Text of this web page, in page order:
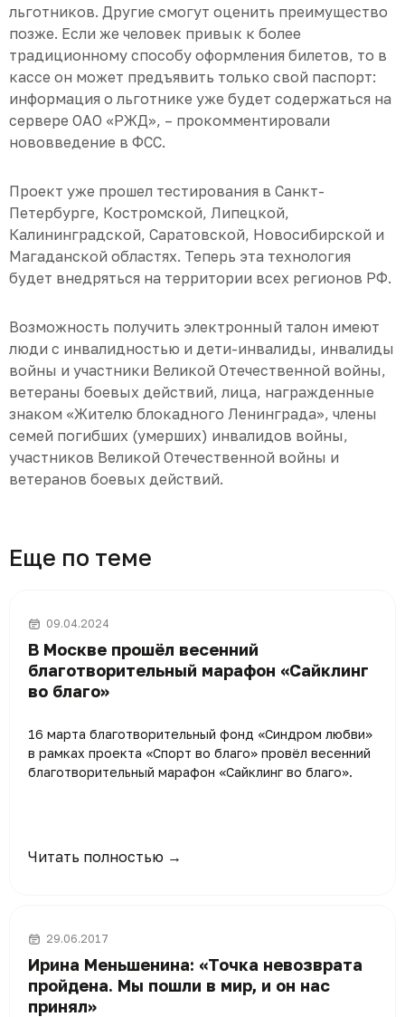
льготников. Другие смогут оценить преимущество
позже. Если же человек привык к более
традиционному способу оформления билетов, то в
кассе он может предъявить только свой паспорт:
информация о льготнике уже будет содержаться на
сервере ОАО «РЖД», – прокомментировали
нововведение в ФСС.
Проект уже прошел тестирования в Санкт-
Петербурге, Костромской, Липецкой,
Калининградской, Саратовской, Новосибирской и
Магаданской областях. Теперь эта технология
будет внедряться на территории всех регионов РФ.
Возможность получить электронный талон имеют
люди с инвалидностью и дети-инвалиды, инвалиды
войны и участники Великой Отечественной войны,
ветераны боевых действий, лица, награжденные
знаком «Жителю блокадного Ленинграда», члены
семей погибших (умерших) инвалидов войны,
участников Великой Отечественной войны и
ветеранов боевых действий.
Еще по теме
09.04.2024
В Москве прошёл весенний
благотворительный марафон «Сайклинг
во благо»
16 марта благотворительный фонд «Синдром любви»
в рамках проекта «Спорт во благо» провёл весенний
благотворительный марафон «Сайклинг во благо».
Читать полностью →
29.06.2017
Ирина Меньшенина: «Точка невозврата
пройдена. Мы пошли в мир, и он нас
принял»